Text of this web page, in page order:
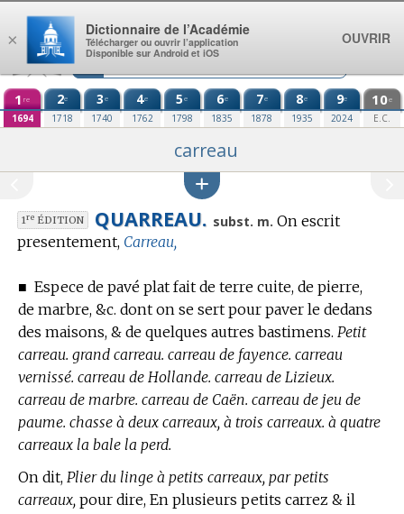
Aller au contenu
1 re
1694
2e
1718
3e
1740
4e
1762
5e
1798
6e
1835
7e
1878
8e
1935
9e
2024
10e
E.C.
carreau
1reÉDITION QUARREAU. subst. m. On escrit
presentement, Carreau,
■ Espece de pavé plat fait de terre cuite, de pierre,
de marbre, &c. dont on se sert pour paver le dedans
des maisons, & de quelques autres bastimens. Petit
carreau. grand carreau. carreau de fayence. carreau
vernissé. carreau de Hollande. carreau de Lizieux.
carreau de marbre. carreau de Caën. carreau de jeu de
paume. chasse à deux carreaux, à trois carreaux. à quatre
carreaux la bale la perd.
On dit, Plier du linge à petits carreaux, par petits
carreaux, pour dire, En plusieurs petits carrez & il
×
Dictionnaire de l’Académie
Télécharger ou ouvrir l’application
Disponible sur Android et iOS
OUVRIR